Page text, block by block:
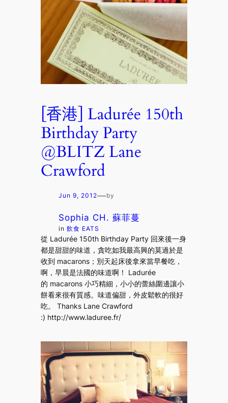
[香港] Ladurée 150th
Birthday Party
@BLITZ Lane
Crawford
Jun 9, 2012—by
Sophia CH. 蘇菲蔓
in飲食 EATS
從 Ladurée 150th Birthday Party 回來後一身
都是甜甜的味道，貪吃如我最高興的莫過於是
收到 macarons；別天起床後拿來當早餐吃，
啊，早晨是法國的味道啊！ Ladurée
的 macarons 小巧精細，小小的蕾絲圍邊讓小
餅看來很有質感。味道偏甜，外皮鬆軟的很好
吃。 Thanks Lane Crawford
:) http://www.laduree.fr/